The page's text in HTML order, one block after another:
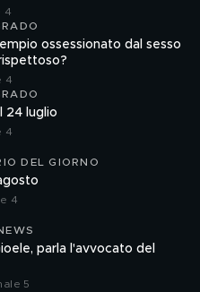
4
ossessionato dal sesso
4
24 luglio
4
DEL GIORNO
4
parla l'avvocato del
5